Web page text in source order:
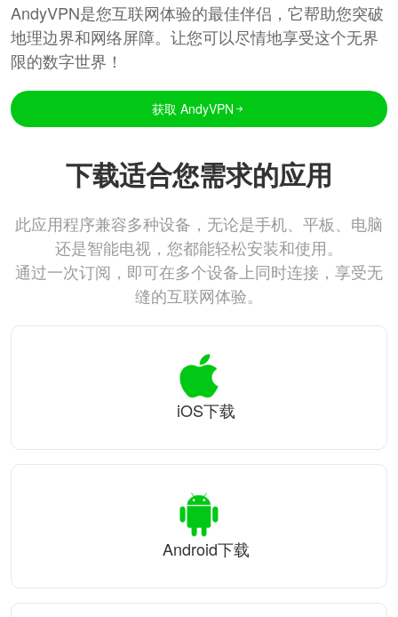
AndyVPN是您互联网体验的最佳伴侣，它帮助您突破
地理边界和网络屏障。让您可以尽情地享受这个无界
限的数字世界！
获取 AndyVPN
下载适合您需求的应用
此应用程序兼容多种设备，无论是手机、平板、电脑
还是智能电视，您都能轻松安装和使用。
通过一次订阅，即可在多个设备上同时连接，享受无
缝的互联网体验。
iOS下载
Android下载